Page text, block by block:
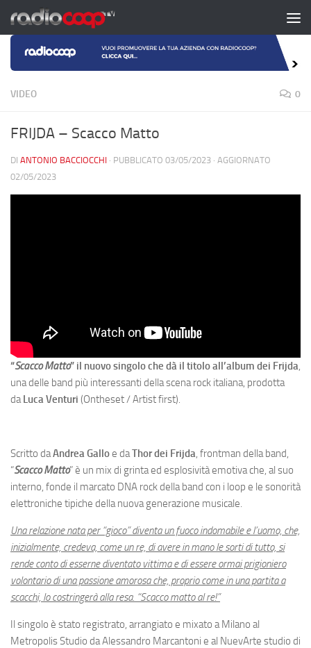
Salta al contenuto
VIDEO 0
FRIJDA – Scacco Matto
DI ANTONIO BACCIOCCHI · PUBBLICATO 03/05/2023 · AGGIORNATO
02/05/2023
“Scacco Matto” il nuovo singolo che dà il titolo all’album dei Frijda,
una delle band più interessanti della scena rock italiana, prodotta
daLuca Venturi (Ontheset / Artist first).
Scritto daAndrea Galloe daThor dei Frijda, frontman della band,
“Scacco Matto” è un mix di grinta ed esplosività emotiva che, al suo
interno, fonde il marcato DNA rock della band con i loop e le sonorità
elettroniche tipiche della nuova generazione musicale.
Una relazione nata per “gioco” diventa un fuoco indomabile e l’uomo, che,
inizialmente, credeva, come un re, di avere in mano le sorti di tutto, si
rende conto di esserne diventato vittima e di essere ormai prigioniero
volontario di una passione amorosa che, proprio come in una partita a
scacchi, lo costringerà alla resa. “Scacco matto al re!”
Il singolo è stato registrato, arrangiato e mixato a Milano al
Metropolis Studio da Alessandro Marcantoni e al NuevArte studio di